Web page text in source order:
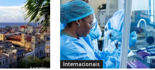
Internacionais